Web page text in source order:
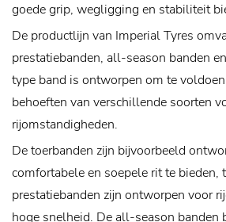
goede grip, wegligging en stabiliteit
De productlijn van Imperial Tyres
prestatiebanden, all-season banden
type band is ontworpen om te
behoeften van verschillende soorten
rijomstandigheden.
De toerbanden zijn bijvoorbeeld
comfortabele en soepele rit te bieden,
prestatiebanden zijn ontworpen voor
hoge snelheid. De all-season banden